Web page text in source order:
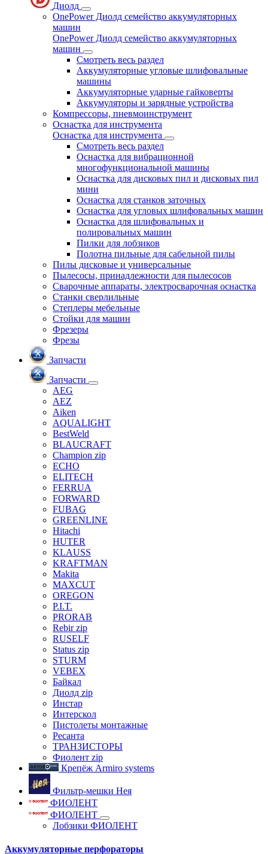
Диолд
OnePower Диолд семейство аккумуляторных
машин
OnePower Диолд семейство аккумуляторных
машин
Смотреть весь раздел
Аккумуляторные угловые шлифовальные
машины
Аккумуляторные ударные гайковерты
Аккумуляторы и зарядные устройства
Компрессоры, пневмоинструмент
Оснастка для инструмента
Оснастка для инструмента
Смотреть весь раздел
Оснастка для вибрационной
многофункциональной машины
Оснастка для дисковых пил и дисковых пил
мини
Оснастка для станков заточных
Оснастка для угловых шлифовальных машин
Оснастка для шлифовальных и
полировальных машин
Пилки для лобзиков
Полотна пильные для сабельной пилы
Пилы дисковые и универсальные
Пылесосы, принадлежности для пылесосов
Сварочные аппараты, электросварочная оснастка
Станки сверлильные
Степлеры мебельные
Стойки для машин
Фрезеры
Фрезы
Запчасти
Запчасти
AEG
AEZ
Aiken
AQUALIGHT
BestWeld
BLAUCRAFT
Champion zip
ECHO
ELITECH
FERRUA
FORWARD
FUBAG
GREENLINE
Hitachi
HUTER
KLAUSS
KRAFTMAN
Makita
MAXCUT
OREGON
P.I.T.
PRORAB
Rebir zip
RUSELF
Status zip
STURM
VEBEX
Байкал
Диолд zip
Инстар
Интерскол
Пистолеты монтажные
Ресанта
ТРАНЗИСТОРЫ
Фиолент zip
Крепёж Armiro systems
Фильтр-мешки Нея
ФИОЛЕНТ
ФИОЛЕНТ
Лобзики ФИОЛЕНТ
Аккумуляторные перфораторы